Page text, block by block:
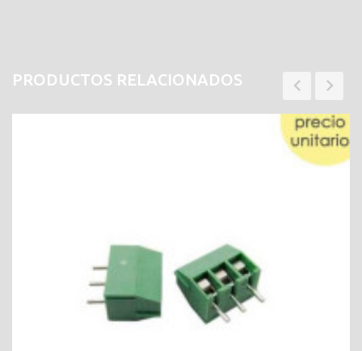
PRODUCTOS RELACIONADOS